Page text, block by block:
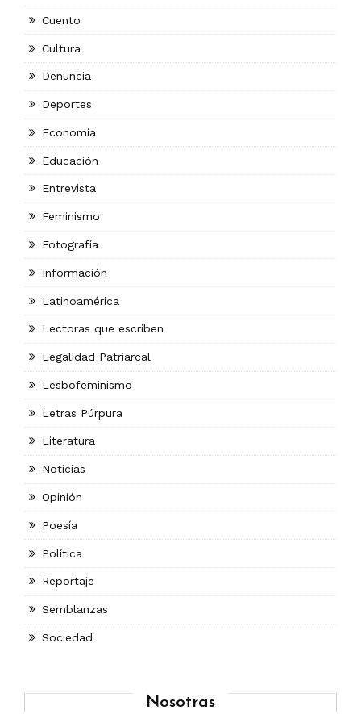
Cuento
Cultura
Denuncia
Deportes
Economía
Educación
Entrevista
Feminismo
Fotografía
Información
Latinoamérica
Lectoras que escriben
Legalidad Patriarcal
Lesbofeminismo
Letras Púrpura
Literatura
Noticias
Opinión
Poesía
Política
Reportaje
Semblanzas
Sociedad
Nosotras